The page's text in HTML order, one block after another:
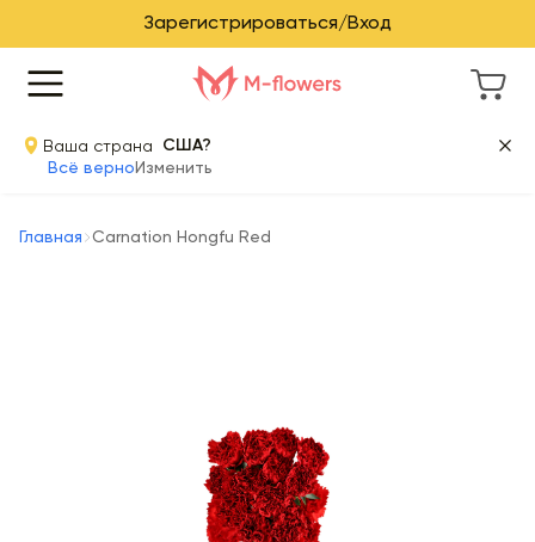
Зарегистрироваться/Вход
Ваша страна
США?
Всё верно Изменить
Главная Carnation Hongfu Red